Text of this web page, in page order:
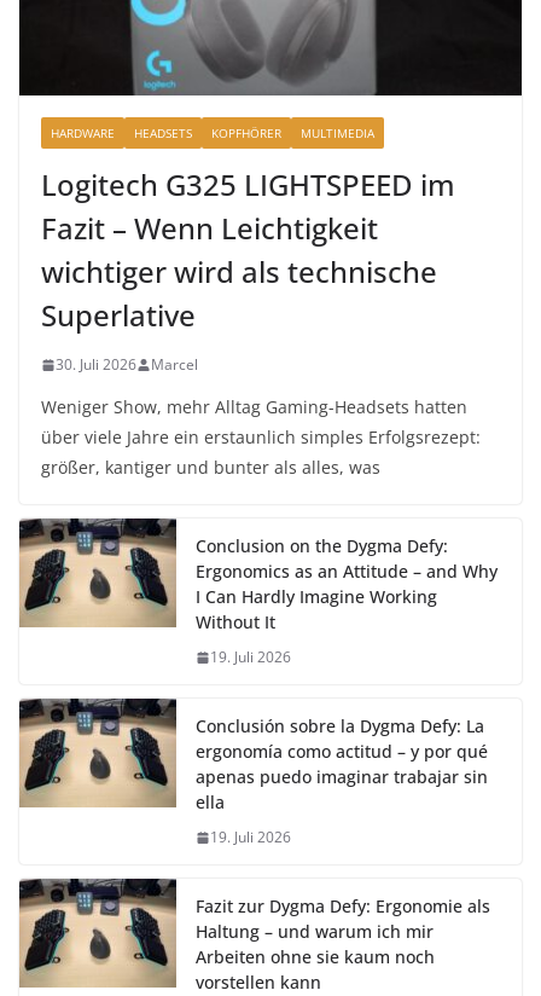
HARDWARE HEADSETS KOPFHÖRER MULTIMEDIA
Logitech G325 LIGHTSPEED im
Fazit – Wenn Leichtigkeit
wichtiger wird als technische
Superlative
30. Juli 2026 Marcel
Weniger Show, mehr Alltag Gaming-Headsets hatten
über viele Jahre ein erstaunlich simples Erfolgsrezept:
größer, kantiger und bunter als alles, was
Conclusion on the Dygma Defy:
Ergonomics as an Attitude – and Why
I Can Hardly Imagine Working
Without It
19. Juli 2026
Conclusión sobre la Dygma Defy: La
ergonomía como actitud – y por qué
apenas puedo imaginar trabajar sin
ella
19. Juli 2026
Fazit zur Dygma Defy: Ergonomie als
Haltung – und warum ich mir
Arbeiten ohne sie kaum noch
vorstellen kann